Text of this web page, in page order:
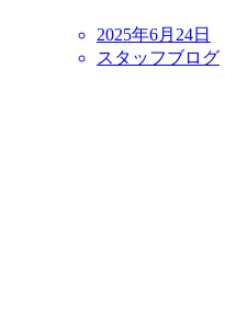
2025年6月24日
スタッフブログ